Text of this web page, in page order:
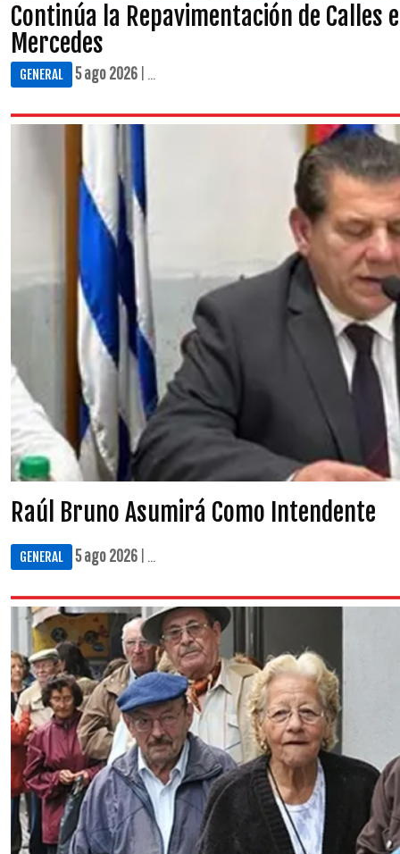
Continúa la Repavimentación de Calles
Mercedes
GENERAL 5 ago 2026 | ...
Raúl Bruno Asumirá Como Intendente
GENERAL 5 ago 2026 | ...